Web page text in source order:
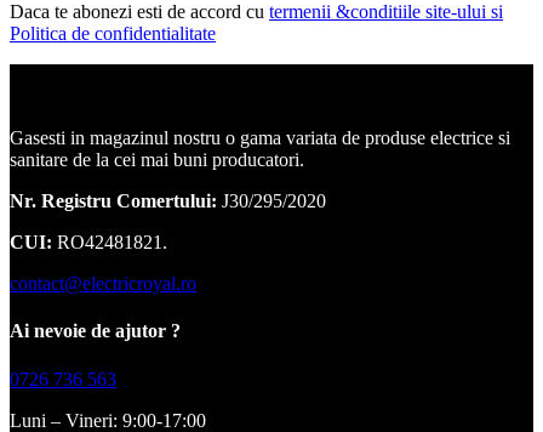
Daca te abonezi esti de accord cu termenii &conditiile site-ului si
Politica de confidentialitate
Gasesti in magazinul nostru o gama variata de produse electrice si
sanitare de la cei mai buni producatori.
Nr. Registru Comertului: J30/295/2020
CUI: RO42481821.
contact@electricroyal.ro
Ai nevoie de ajutor ?
0726 736 563
Luni – Vineri: 9:00-17:00